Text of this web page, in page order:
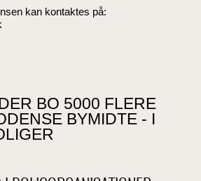
kan kontaktes på:
BO 5000 FLERE
BYMIDTE - I